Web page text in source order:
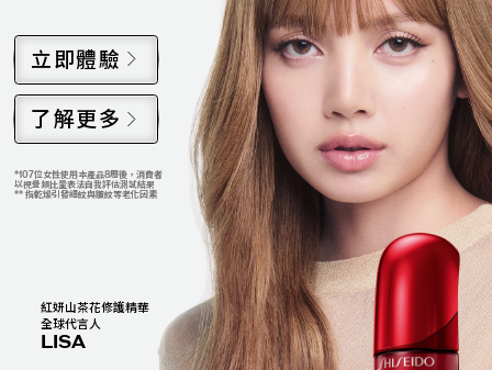
紅妍山茶花修護精華
全球代言人
LISA
立即體驗
了解更多
*107位女性使用本產品8周後，消費者
以視覺類比量表法自我評估測試結果
** 指乾燥引發細紋與皺紋等老化因素